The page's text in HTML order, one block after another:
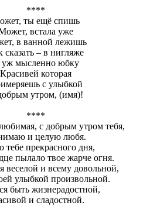
****
ты ещё спишь
встала уже
в ванной лежишь
сказать – в нигляже
мысленно юбку
Красивей которая
с улыбкой
утром, (имя)!
****
с добрым утром тебя,
и целую любя.
тебе прекрасного дня,
пылало твое жарче огня.
веселой и всему довольной,
улыбкой произвольной.
быть жизнерадостной,
и сладостной.